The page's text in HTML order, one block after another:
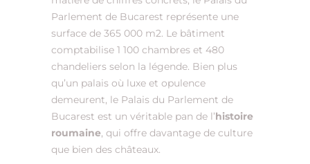
Parlement de Bucarest représente une
surface de 365 000 m2. Le bâtiment
comptabilise 1 100 chambres et 480
chandeliers selon la légende. Bien plus
qu’un palais où luxe et opulence
demeurent, le Palais du Parlement de
Bucarest est un véritable pan de l’histoire
roumaine, qui offre davantage de culture
que bien des châteaux.